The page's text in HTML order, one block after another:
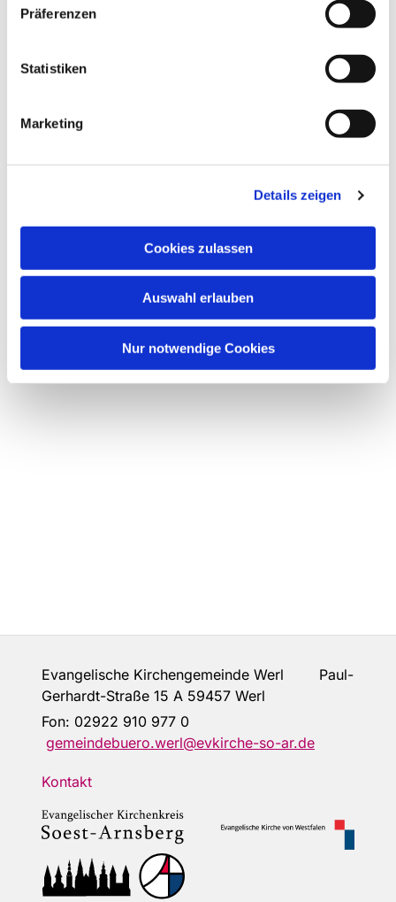
Präferenzen
Statistiken
Marketing
Details zeigen
Cookies zulassen
Auswahl erlauben
Nur notwendige Cookies
Dies könnte Sie auch
Evangelische Kirchengemeinde Werl Paul-
Gerhardt-Straße 15 A 59457 Werl
Fon: 02922 910 977 0
gemeindebuero.werl@evkirche-so-ar.de
Kontakt